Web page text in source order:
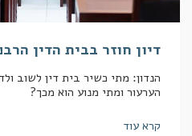
דיון חוזר בבית הדין
הנדון: מתי כשיר בית דין לשוב
הערעור ומתי מנוע הוא מכך?
קרא עוד